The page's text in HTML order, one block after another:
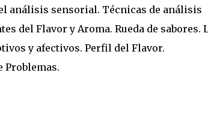
análisis sensorial. Técnicas de análisis
del Flavor y Aroma. Rueda de sabores.
y afectivos. Perfil del Flavor.
Problemas.